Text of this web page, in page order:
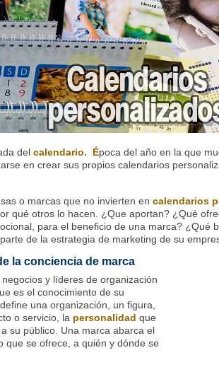
del calendario. Época del año en la que
en crear sus propios calendarios
o marcas que no invierten en calendarios
qué otros lo hacen. ¿Que aportan? ¿Qué
para el beneficio de una marca? ¿Qué
de la estrategia de marketing de su
la conciencia de marca
y líderes de organización
es el conocimiento de su
define una organización, un figura,
o servicio, la personalidad que
su público . Una marca abarca el
que se ofrece, a quién y dónde se